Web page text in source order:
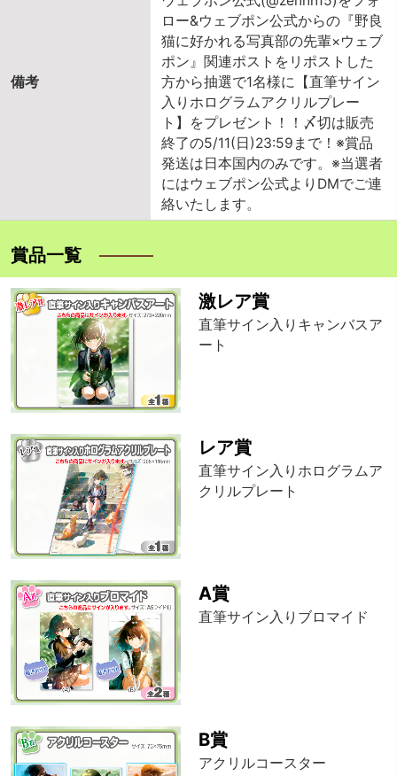
備考
ロー&ウェブポン公式からの『野良
猫に好かれる写真部の先輩×ウェブ
ポン』関連ポストをリポストした
方から抽選で1名様に【直筆サイン
入りホログラムアクリルプレー
ト】をプレゼント！！〆切は販売
終了の5/11(日)23:59まで！※賞品
発送は日本国内のみです。※当選者
にはウェブポン公式よりDMでご連
絡いたします。
賞品一覧
激レア賞
直筆サイン入りキャンバスア
ート
レア賞
直筆サイン入りホログラムア
クリルプレート
A賞
直筆サイン入りブロマイド
B賞
アクリルコースター